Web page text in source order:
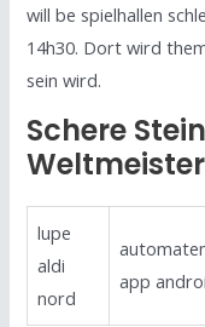
will be spielhallen
14h30. Dort wird
sein wird.
Schere
lupe
aldi
nord
app